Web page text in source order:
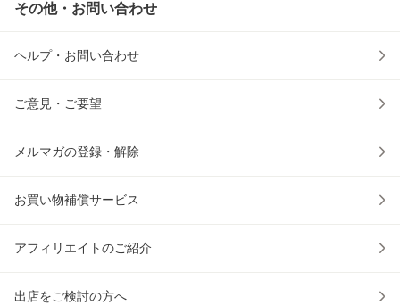
その他・お問い合わせ
ヘルプ・お問い合わせ
ご意見・ご要望
メルマガの登録・解除
お買い物補償サービス
アフィリエイトのご紹介
出店をご検討の方へ